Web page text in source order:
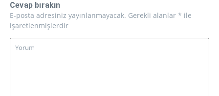
Cevap bırakın
E-posta adresiniz yayınlanmayacak. Gerekli alanlar * ile
işaretlenmişlerdir